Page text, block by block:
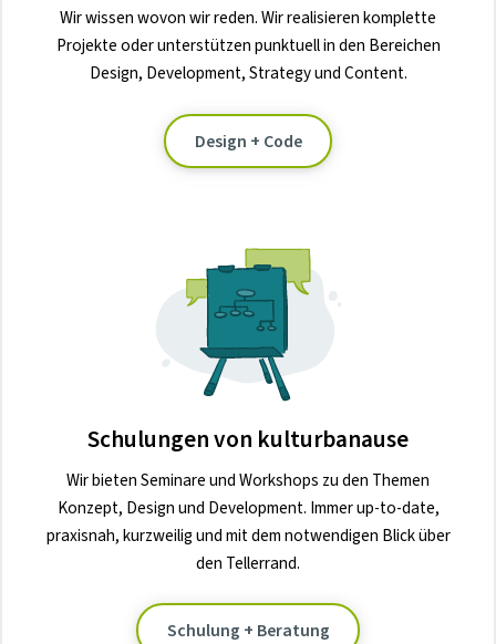
Wir wissen wovon wir reden. Wir realisieren komplette
Projekte oder unterstützen punktuell in den Bereichen
Design, Development, Strategy und Content.
Design + Code
Schulungen von kulturbanause
Wir bieten Seminare und Workshops zu den Themen
Konzept, Design und Development. Immer up-to-date,
praxisnah, kurzweilig und mit dem notwendigen Blick über
den Tellerrand.
Schulung + Beratung